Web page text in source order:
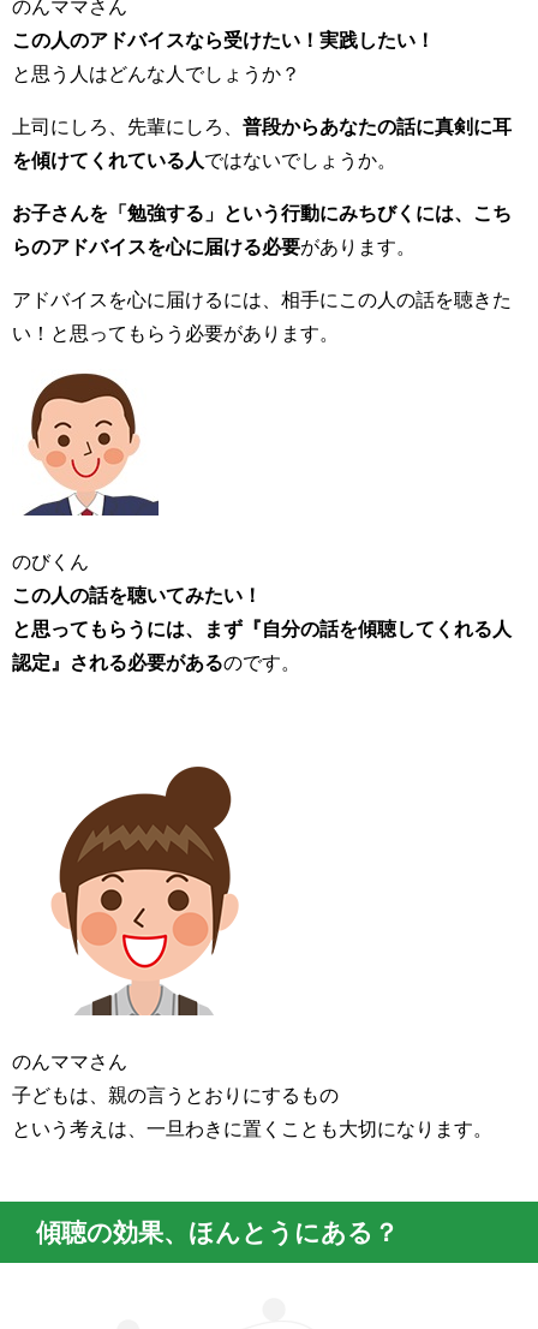
のんママさん
この人のアドバイスなら受けたい！実践したい！
と思う人はどんな人でしょうか？
上司にしろ、先輩にしろ、 普段からあなたの話に真剣に耳
を傾けてくれている人ではないでしょうか。
お子さんを「勉強する」という行動にみちびくには、こち
らのアドバイスを心に届ける必要があります。
アドバイスを心に届けるには、相手にこの人の話を聴きた
い！と思ってもらう必要があります。
のびくん
この人の話を聴いてみたい！
と思ってもらうには、
まず『自分の話を傾聴してくれる人
認定』される必要があるのです。
のんママさん
子どもは、親の言うとおりにするもの
という考えは、一旦わきに置くことも大切になります。
傾聴の効果、ほんとうにある？